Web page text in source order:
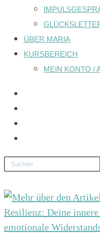
ÜBER MARIA
KURSBEREICH
MEIN KONTO /